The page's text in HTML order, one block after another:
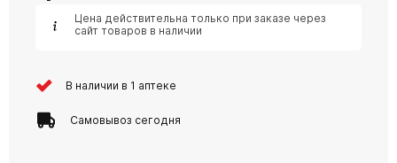
Цена действительна только при заказе через
сайт товаров в наличии
В наличии в 1 аптеке
Самовывоз сегодня